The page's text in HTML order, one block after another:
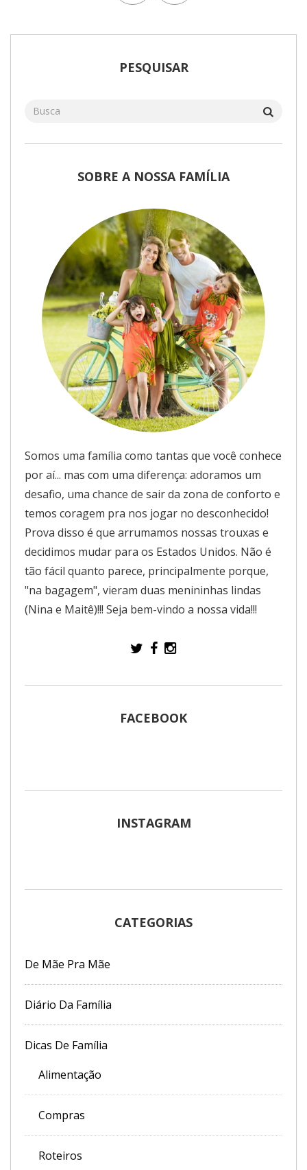
PESQUISAR
SOBRE A NOSSA FAMÍLIA
Somos uma família como tantas que você conhece
por aí... mas com uma diferença: adoramos um
desafio, uma chance de sair da zona de conforto e
temos coragem pra nos jogar no desconhecido!
Prova disso é que arrumamos nossas trouxas e
decidimos mudar para os Estados Unidos. Não é
tão fácil quanto parece, principalmente porque,
"na bagagem", vieram duas menininhas lindas
(Nina e Maitê)!!! Seja bem-vindo a nossa vida!!!
FACEBOOK
INSTAGRAM
CATEGORIAS
De Mãe Pra Mãe
Diário Da Família
Dicas De Família
Alimentação
Compras
Roteiros